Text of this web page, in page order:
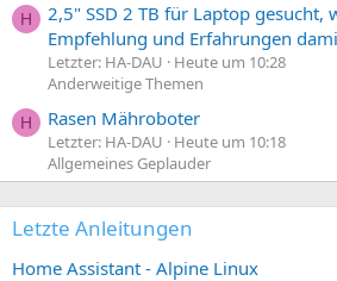
H
2,5" SSD 2 TB für Laptop gesucht,
Empfehlung und Erfahrungen
Letzter: HA-DAU
Heute um 10:28
Anderweitige Themen
H Rasen Mähroboter
Letzter: HA-DAU
Heute um 10:18
Allgemeines Geplauder
Letzte Anleitungen
Home Assistant - Alpine Linux